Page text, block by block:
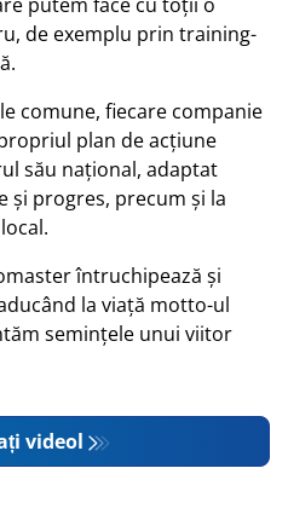
de exemplu prin training-
comune, fiecare companie
plan de acțiune
său național, adaptat
și progres, precum și la
întruchipează și
la viață motto-ul
semințele unui viitor
videol